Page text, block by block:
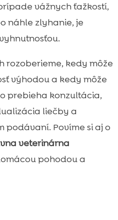
a kedy upraviť postup
nedorozumenia okolo
vážnych ťažkostí,
náhle zlyhanie, je
rozoberieme, kedy môže
výhodou a kedy môže
prebieha konzultácia,
liečby a
podávaní. Povíme si aj o
veterinárna
pohodou a